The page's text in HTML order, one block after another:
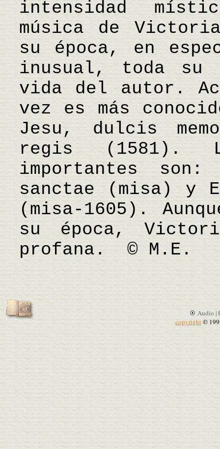
intensidad
música de
su época, en
inusual, toda su
vida del autor.
vez es más
Jesu, dulcis
regis (1581).
importantes son:
sanctae (misa) y
(misa-1605).
su época,
profana. © M.E.
Audio |
copyright©